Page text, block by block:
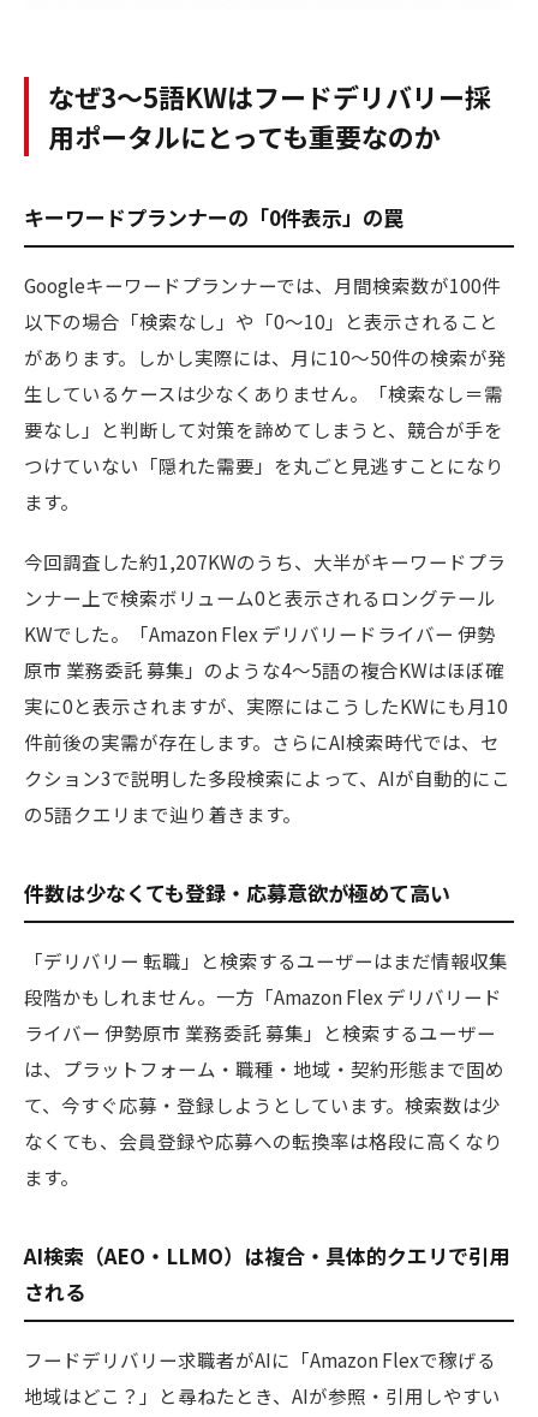
なぜ3〜5語KWはフードデリバリー採
用ポータルにとっても重要なのか
キーワードプランナーの「0件表示」の罠
Googleキーワードプランナーでは、月間検索数が100件
以下の場合「検索なし」や「0〜10」と表示されること
があります。しかし実際には、月に10〜50件の検索が発
生しているケースは少なくありません。「検索なし＝需
要なし」と判断して対策を諦めてしまうと、競合が手を
つけていない「隠れた需要」を丸ごと見逃すことになり
ます。
今回調査した約1,207KWのうち、大半がキーワードプラ
ンナー上で検索ボリューム0と表示されるロングテール
KWでした。「Amazon Flex デリバリードライバー 伊勢
原市 業務委託 募集」のような4〜5語の複合KWはほぼ確
実に0と表示されますが、実際にはこうしたKWにも月10
件前後の実需が存在します。さらにAI検索時代では、セ
クション3で説明した多段検索によって、AIが自動的にこ
の5語クエリまで辿り着きます。
件数は少なくても登録・応募意欲が極めて高い
「デリバリー 転職」と検索するユーザーはまだ情報収集
段階かもしれません。一方「Amazon Flex デリバリード
ライバー 伊勢原市 業務委託 募集」と検索するユーザー
は、プラットフォーム・職種・地域・契約形態まで固め
て、今すぐ応募・登録しようとしています。検索数は少
なくても、会員登録や応募への転換率は格段に高くなり
ます。
AI検索（AEO・LLMO）は複合・具体的クエリで引用
される
フードデリバリー求職者がAIに「Amazon Flexで稼げる
地域はどこ？」と尋ねたとき、AIが参照・引用しやすい